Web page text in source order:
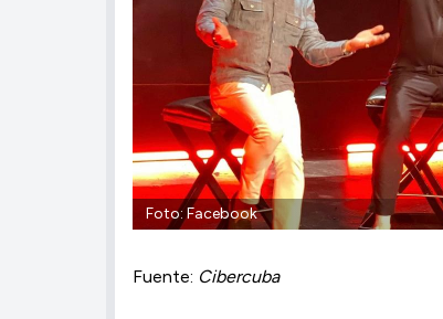
Foto: Facebook
Fuente: Cibercuba